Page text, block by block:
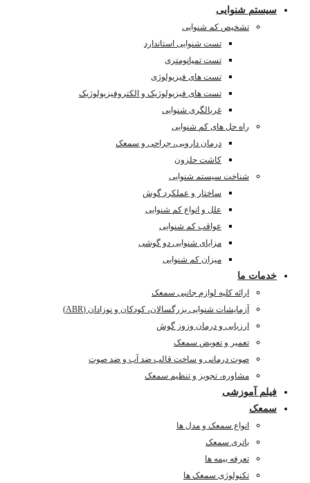
سیستم شنوایی
تشخیص کم شنوایی
تست شنوایی استاندارد
تست تمپانومتری
تست های فیزیولوژی
تست های فیزیولوژیک و الکتروفیزیولوژیک
غربالگری شنوایی
راه حل های کم شنوایی
درمان دارویی، جراحی و سمعک
کاشت حلزون
شناخت سیستم شنوایی
ساختار و عملکرد گوش
علل و انواع کم شنوایی
عواقب کم شنوایی
مزایای شنوایی دو گوشی
میزان کم شنوایی
خدمات ما
ارائه کلیه لوازم جانبی سمعک
آزمایشات شنوایی بزرگسالان، کودکان و نوزادان (ABR)
ارزیابی و درمان وزوز گوش
تعمیر و تعویض سمعک
صوت درمانی و ساخت قالب ضد آب و ضد صوت
مشاوره، تجویز و تنظیم سمعک
فیلم آموزشی
سمعک
انواع سمعک و مدل ها
باتری سمعک
تعرفه بیمه ها
تکنولوژی سمعک ها